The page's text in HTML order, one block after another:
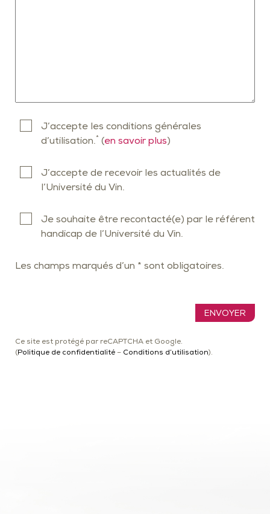
J’accepte les conditions générales
d’utilisation.* (en savoir plus)
J’accepte de recevoir les actualités de
l’Université du Vin.
Je souhaite être recontacté(e) par le référent
handicap de l’Université du Vin.
Les champs marqués d’un * sont obligatoires.
Ce site est protégé par reCAPTCHA et Google.
(Politique de confidentialité – Conditions d’utilisation).